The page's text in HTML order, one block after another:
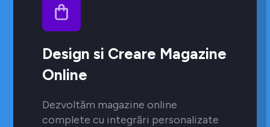
Design si Creare Magazine
Online
Dezvoltăm magazine online
complete cu integrări personalizate